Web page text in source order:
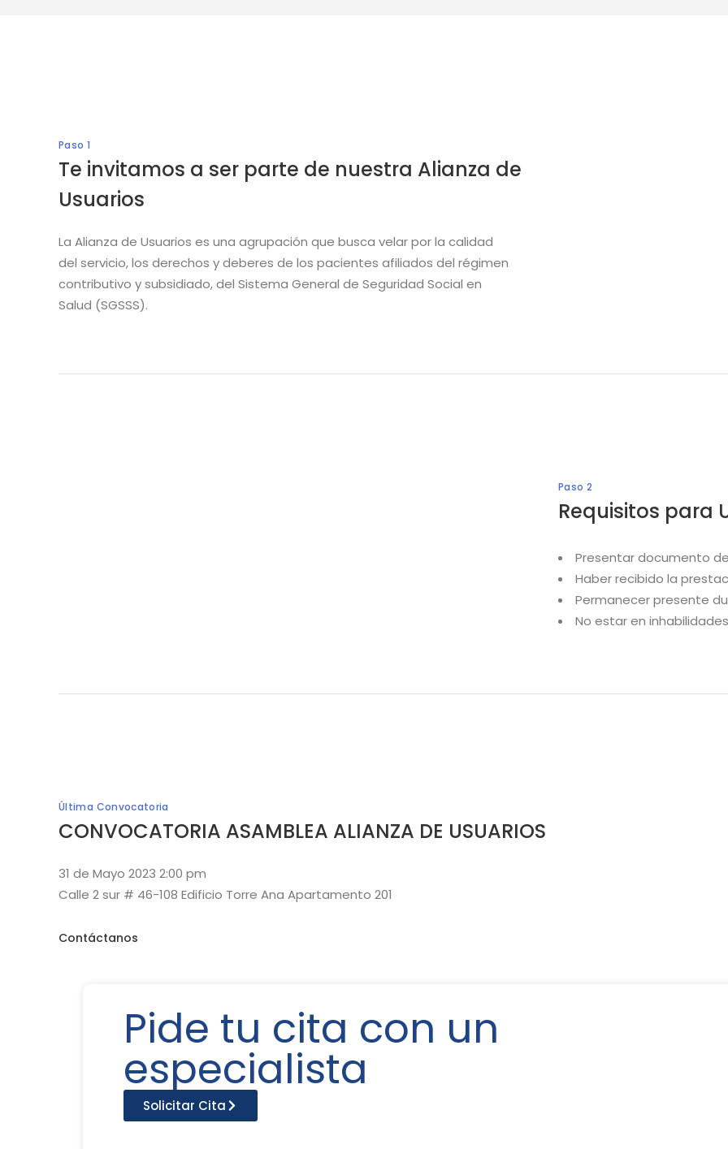
Paso 1
Te invitamos a ser parte de nuestra Alianza de
Usuarios
La Alianza de Usuarios es una agrupación que busca velar por la calidad
del servicio, los derechos y deberes de los pacientes afiliados del régimen
contributivo y subsidiado, del Sistema General de Seguridad Social en
Salud (SGSSS).
Paso 2
Requisitos para
Presentar documento
Haber recibido la
Permanecer presente
No estar en
Última Convocatoria
CONVOCATORIA ASAMBLEA ALIANZA DE USUARIOS
31 de Mayo 2023 2:00 pm
Calle 2 sur # 46-108 Edificio Torre Ana Apartamento 201
Contáctanos
Pide tu cita con un
especialista
Solicitar Cita